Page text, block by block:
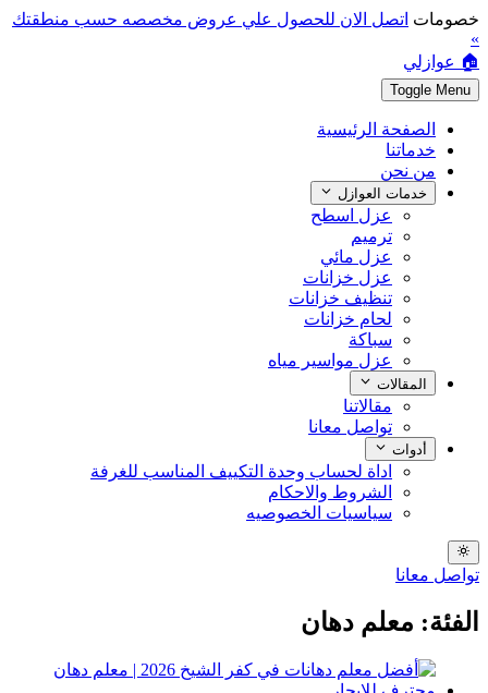
خصومات اتصل الان للحصول علي عروض مخصصه حسب منطقتك
»
🏠 عوازلي
Toggle Menu
الصفحة الرئيسية
خدماتنا
من نحن
خدمات العوازل
عزل اسطح
ترميم
عزل مائي
عزل خزانات
تنظيف خزانات
لحام خزانات
سباكة
عزل مواسير مياه
المقالات
مقالاتنا
تواصل معانا
أدوات
اداة لحساب وحدة التكييف المناسب للغرفة
الشروط والاحكام
سياسيات الخصوصيه
تواصل معانا
الفئة: معلم دهان